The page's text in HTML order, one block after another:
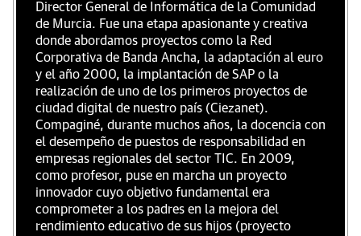
Director General de Informática de la Comunidad
de Murcia. Fue una etapa apasionante y creativa
donde abordamos proyectos como la Red
Corporativa de Banda Ancha, la adaptación al euro
y el año 2000, la implantación de SAP o la
realización de uno de los primeros proyectos de
ciudad digital de nuestro país (Ciezanet).
Compaginé, durante muchos años, la docencia con
el desempeño de puestos de responsabilidad en
empresas regionales del sector TIC. En 2009,
como profesor, puse en marcha un proyecto
innovador cuyo objetivo fundamental era
comprometer a los padres en la mejora del
rendimiento educativo de sus hijos (proyecto